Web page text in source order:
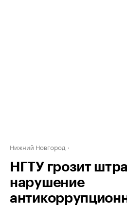
Нижний Новгород
НГТУ грозит
нарушение